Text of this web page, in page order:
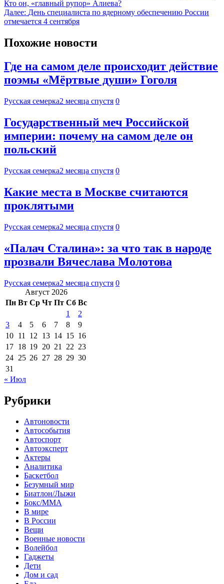
Кто он, «главный рупор» Алиева?
Далее: День специалиста по ядерному обеспечению России
отмечается 4 сентября
Похожие новости
Где на самом деле происходит действие
поэмы «Мёртвые души» Гоголя
Русская семерка2 месяца спустя 0
Государственный меч Российской
империи: почему на самом деле он
польский
Русская семерка2 месяца спустя 0
Какие места в Москве считаются
проклятыми
Русская семерка2 месяца спустя 0
«Палач Сталина»: за что так в народе
прозвали Вячеслава Молотова
Русская семерка2 месяца спустя 0
Август 2026
Пн Вт Ср Чт Пт Сб Вс
1
2
3
4 5 6 7 8
9
10 11 12 13 14 15 16
17 18 19 20 21 22 23
24 25 26 27 28 29 30
31
« Июл
Рубрики
Автоновости
Автособытия
Автоспорт
Автоэксперт
Актеры
Аналитика
Баскетбол
Безумный мир
Биатлон/Лыжи
Бокс/MMA
В мире
В России
Вещи
Военные новости
Волейбол
Гаджеты
Дети
Дом и сад